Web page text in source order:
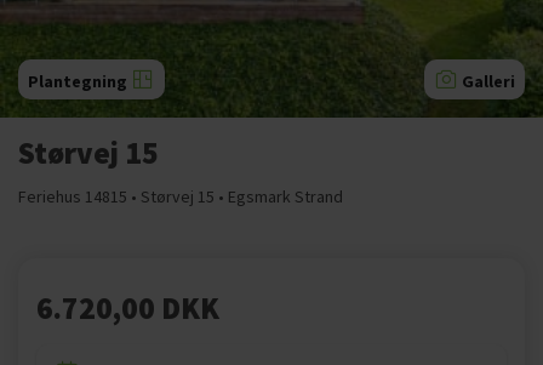
Plantegning Galleri
Størvej 15
Feriehus 14815 • Størvej 15 • Egsmark Strand
6.720,00 DKK